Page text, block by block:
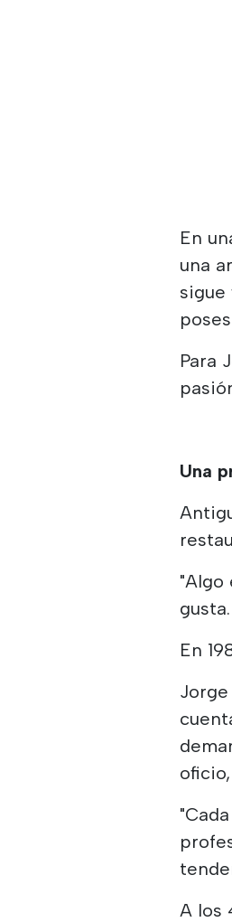
En
una
sigue
Para
Una
"Algo
gusta.
En
A los